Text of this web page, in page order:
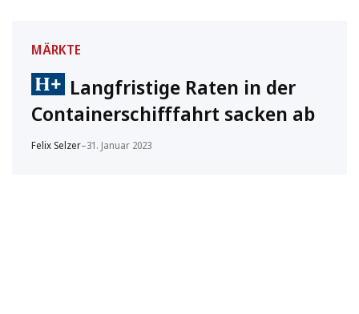
MÄRKTE
Langfristige Raten in der
Containerschifffahrt sacken ab
Felix Selzer–31. Januar 2023